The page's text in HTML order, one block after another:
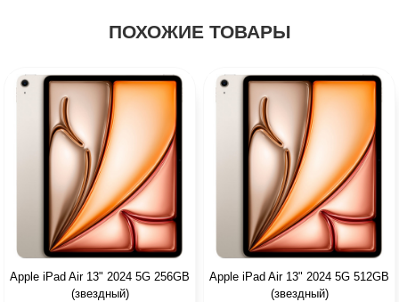
ПОХОЖИЕ ТОВАРЫ
Apple iPad Air 13" 2024 5G 256GB
(звездный)
Apple iPad Air 13" 2024 5G 512GB
(звездный)